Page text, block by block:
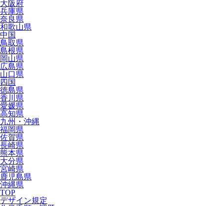
大阪府
兵庫県
奈良県
和歌山県
中国
鳥取県
島根県
岡山県
広島県
山口県
四国
徳島県
香川県
愛媛県
高知県
九州・沖縄
福岡県
佐賀県
長崎県
熊本県
大分県
宮崎県
鹿児島県
沖縄県
TOP
デザイン規定